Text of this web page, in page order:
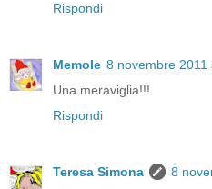
Rispondi
Memole 8 novembre 2011
Una meraviglia!!!
Rispondi
Teresa Simona
8